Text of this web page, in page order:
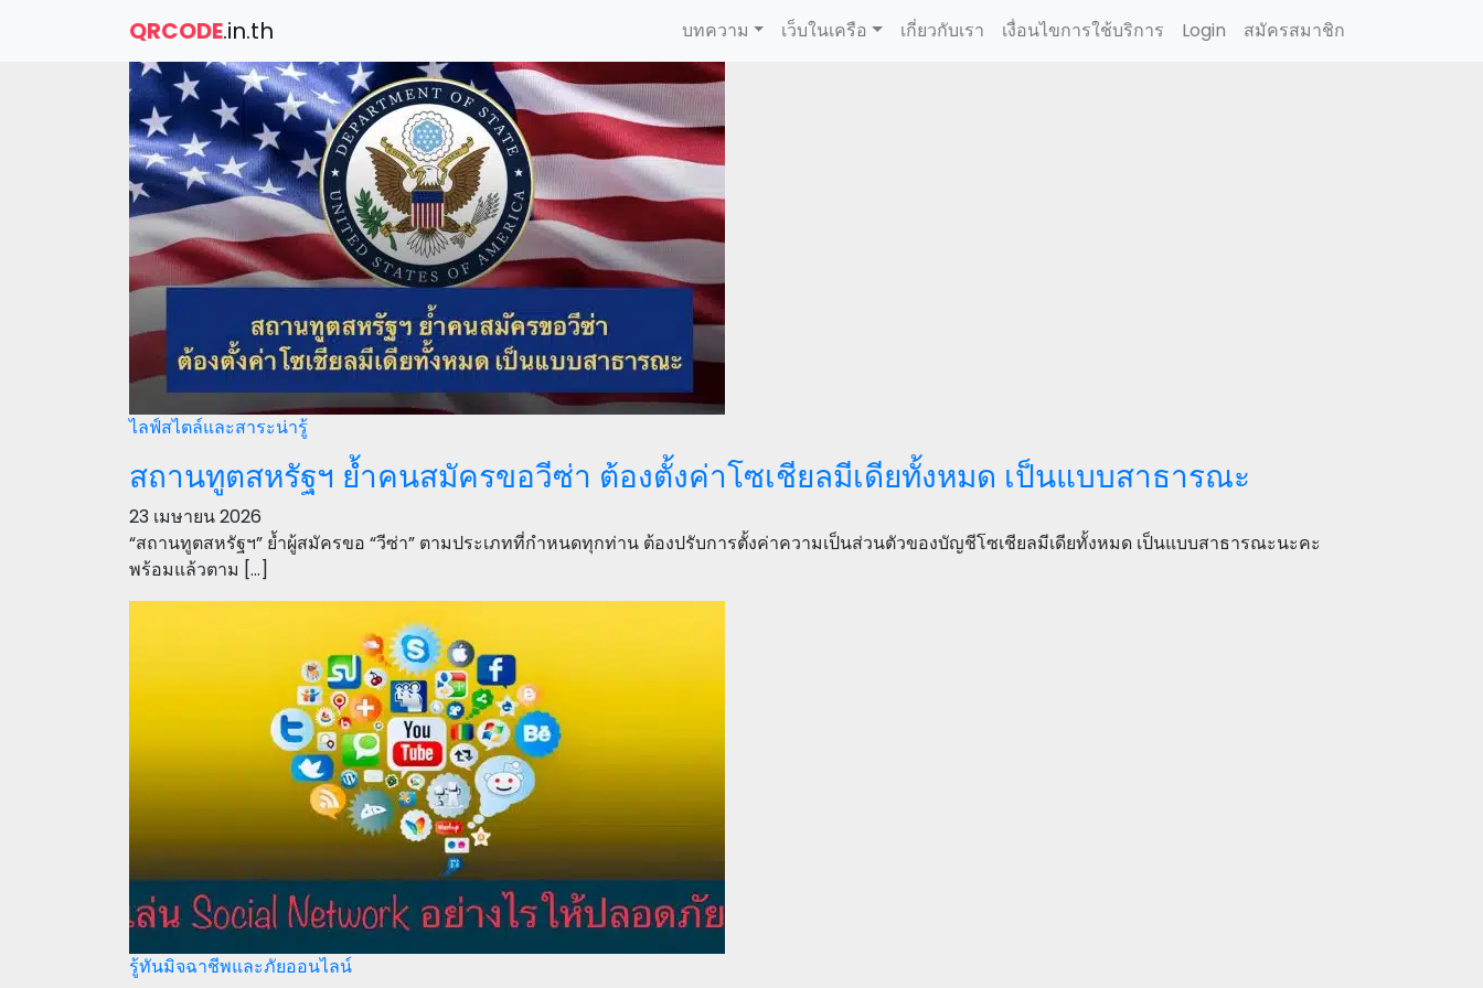
QRCODE.in.th บทความ เว็บในเครือ เกี่ยวกับเรา เงื่อนไขการใช้บริการ Login สมัครสมาชิก
ไลฟ์สไตล์และสาระน่ารู้
สถานทูตสหรัฐฯ ย้ำคนสมัครขอวีซ่า ต้องตั้งค่าโซเชียลมีเดียทั้งหมด เป็นแบบสาธารณะ
23 เมษายน 2026
“สถานทูตสหรัฐฯ” ย้ำผู้สมัครขอ “วีซ่า” ตามประเภทที่กำหนดทุกท่าน ต้องปรับการตั้งค่าความเป็นส่วนตัวของบัญชีโซเชียลมีเดียทั้งหมด เป็นแบบสาธารณะนะคะ
พร้อมแล้วตาม […]
รู้ทันมิจฉาชีพและภัยออนไลน์